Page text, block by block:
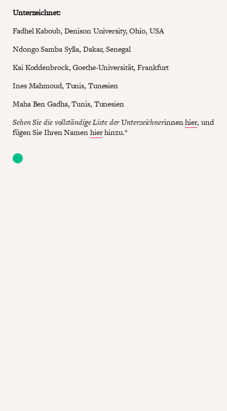
Unterzeichnet:
Fadhel Kaboub, Denison University, Ohio, USA
Ndongo Samba Sylla, Dakar, Senegal
Kai Koddenbrock, Goethe-Universität, Frankfurt
Ines Mahmoud, Tunis, Tunesien
Maha Ben Gadha, Tunis, Tunesien
Sehen Sie die vollständige Liste der Unterzeichnerinnenhier, und
fügen Sie Ihren Namenhierhinzu.*